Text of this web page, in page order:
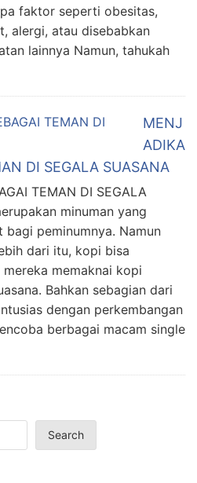
faktor seperti obesitas,
alergi, atau disebabkan
lainnya Namun, tahukah
MENJ
ADIKA
DI SEGALA SUASANA
TEMAN DI SEGALA
minuman yang
bagi peminumnya. Namun
dari itu, kopi bisa
memaknai kopi
Bahkan sebagian dari
dengan perkembangan
berbagai macam single
Search